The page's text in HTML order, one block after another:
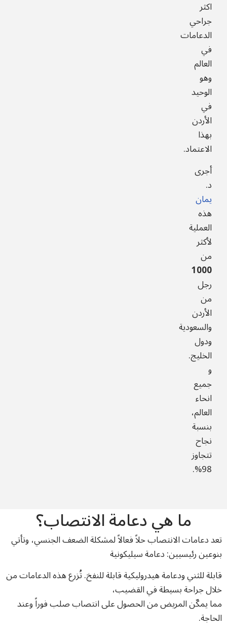
اكثر
جراحي
الدعامات
في
العالم
وهو
الوحيد
في
الأردن
بهذا
الاعتماد.
أجرى
د.
يمان
هذه
العملية
لأكثر
من
1000
رجل
من
الأردن
والسعودية
ودول
الخليج.
و
جميع
انحاء
العالم،
بنسبة
نجاح
تتجاوز
98%.
ما هي دعامة الانتصاب؟
تعد دعامات الانتصاب حلاً فعالاً لمشكلة الضعف الجنسي، وتأتي
بنوعين رئيسيين: دعامة سيليكونية
قابلة للثني ودعامة هيدروليكية قابلة للنفخ. تُزرع هذه الدعامات من
خلال جراحة بسيطة في القضيب،
مما يمكّن المريض من الحصول على انتصاب صلب فوراً وعند
الحاجة.